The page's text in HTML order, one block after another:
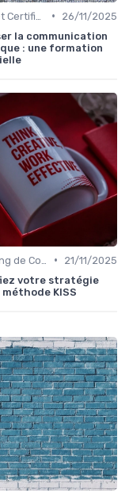
•
26/11/2025
la communication
: une formation
•
21/11/2025
votre stratégie
méthode KISS